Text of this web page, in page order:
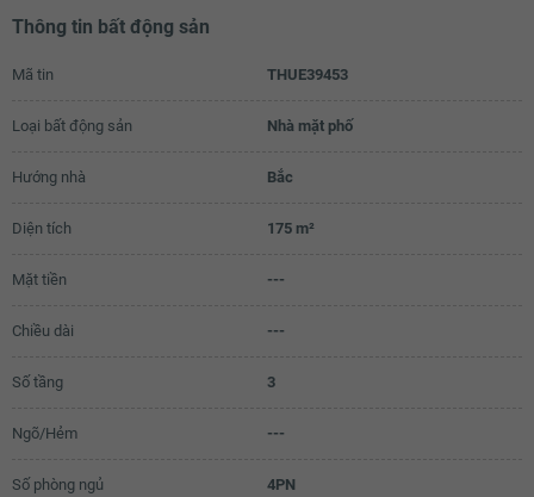
17 triệu
17.1 triệu
17.6 triệu
17.7 triệu
17.8 triệu
Thông tin bất động sản
Mã tin THUE39453
Loại bất động sản Nhà mặt phố
Hướng nhà Bắc
Diện tích 175 m²
Mặt tiền ---
Chiều dài ---
Số tầng 3
Ngõ/Hẻm ---
Số phòng ngủ 4PN